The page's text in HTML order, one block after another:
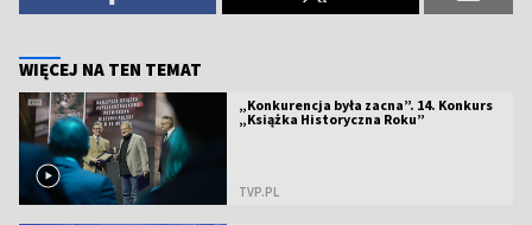
WIĘCEJ NA TEN TEMAT
„Konkurencja była zacna”. 14. Konkurs
„Książka Historyczna Roku”
TVP.PL